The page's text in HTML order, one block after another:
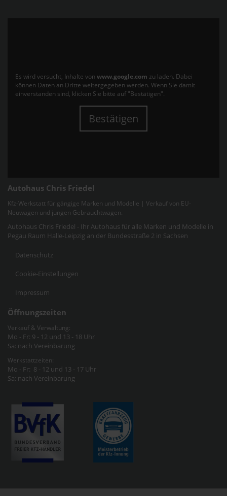
Es wird versucht, Inhalte von www.google.com zu laden. Dabei
können Daten an Dritte weitergegeben werden. Wenn Sie damit
einverstanden sind, klicken Sie bitte auf "Bestätigen".
Bestätigen
Autohaus Chris Friedel
Kfz-Werkstatt für gängige Marken und Modelle | Verkauf von EU-
Neuwagen und jungen Gebrauchtwagen.
Autohaus Chris Friedel - Ihr Autohaus für alle Marken und Modelle in
Pegau Raum Halle-Leipzig an der Bundesstraße 2 in Sachsen
Datenschutz
Cookie-Einstellungen
Impressum
Öffnungszeiten
Verkauf & Verwaltung:
Mo - Fr: 9 - 12 und 13 - 18 Uhr
Sa: nach Vereinbarung
Werkstattzeiten:
Mo - Fr: 8 - 12 und 13 - 17 Uhr
Sa: nach Vereinbarung